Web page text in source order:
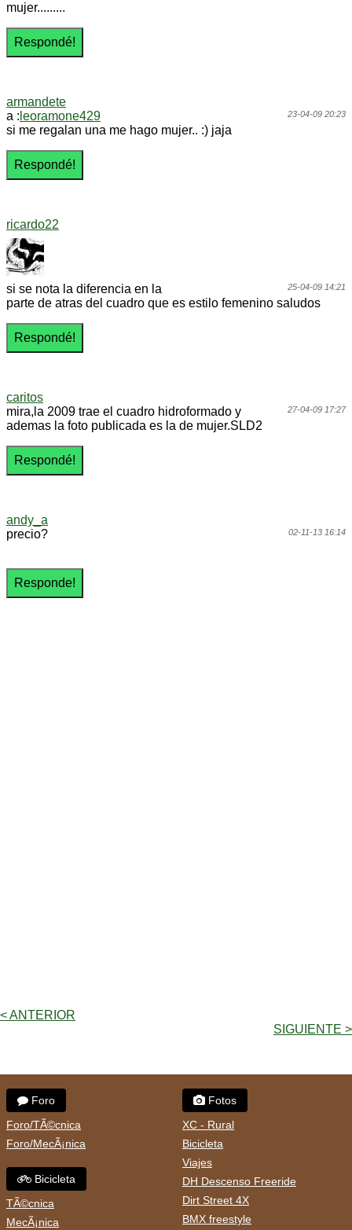
mujer.........
armandete
23-04-09 20:23
a : leoramone429
si me regalan una me hago mujer.. :) jaja
ricardo22
25-04-09 14:21
si se nota la diferencia en la
parte de atras del cuadro que es estilo femenino saludos
caritos
27-04-09 17:27
mira,la 2009 trae el cuadro hidroformado y
ademas la foto publicada es la de mujer.SLD2
andy_a
02-11-13 16:14
precio?
< ANTERIOR
SIGUIENTE >
Foro
Foro/TÃ©cnica
Foro/MecÃ¡nica
Bicicleta
TÃ©cnica
MecÃ¡nica
Fotos
XC - Rural
Bicicleta
Viajes
DH Descenso Freeride
Dirt Street 4X
BMX freestyle